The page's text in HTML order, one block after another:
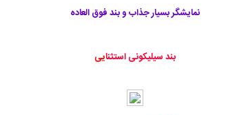
نمایشگر بسیار جذاب و بند فوق العاده
بند سیلیکونی استثنایی